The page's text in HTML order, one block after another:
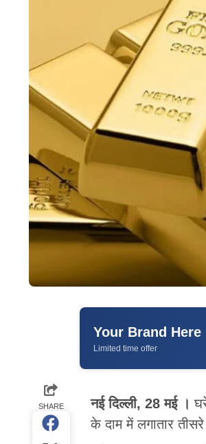
Your Brand Here
Limited time offer
SHARE नई दिल्ली, 28 मई ।
के दाम में लगातार